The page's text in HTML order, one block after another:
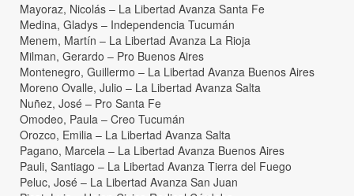
Mayoraz, Nicolás – La Libertad Avanza Santa Fe
Medina, Gladys – Independencia Tucumán
Menem, Martín – La Libertad Avanza La Rioja
Milman, Gerardo – Pro Buenos Aires
Montenegro, Guillermo – La Libertad Avanza Buenos Aires
Moreno Ovalle, Julio – La Libertad Avanza Salta
Nuñez, José – Pro Santa Fe
Omodeo, Paula – Creo Tucumán
Orozco, Emilia – La Libertad Avanza Salta
Pagano, Marcela – La Libertad Avanza Buenos Aires
Pauli, Santiago – La Libertad Avanza Tierra del Fuego
Peluc, José – La Libertad Avanza San Juan